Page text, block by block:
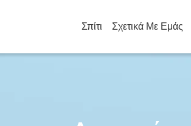
Σπίτι Σχετικά Με Εμάς